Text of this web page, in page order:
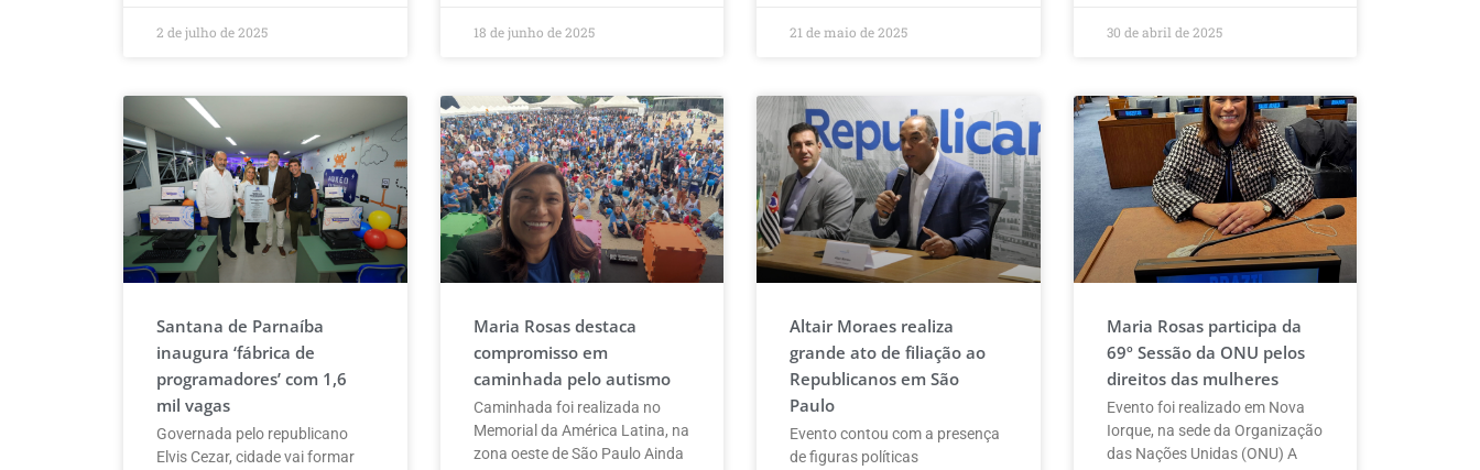
2 de julho de 2025 18 de junho de 2025 21 de maio de 2025 30 de abril de 2025
Santana de Parnaíba
inaugura ‘fábrica de
programadores’ com 1,6
mil vagas
Governada pelo republicano
Elvis Cezar, cidade vai formar
Maria Rosas destaca
compromisso em
caminhada pelo autismo
Caminhada foi realizada no
Memorial da América Latina, na
zona oeste de São Paulo Ainda
Altair Moraes realiza
grande ato de filiação ao
Republicanos em São
Paulo
Evento contou com a presença
de figuras políticas
Maria Rosas participa da
69º Sessão da ONU pelos
direitos das mulheres
Evento foi realizado em Nova
Iorque, na sede da Organização
das Nações Unidas (ONU) A